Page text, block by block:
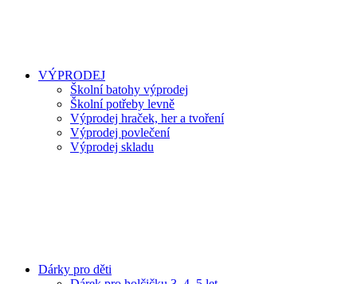
VÝPRODEJ
Školní batohy výprodej
Školní potřeby levně
Výprodej hraček, her a tvoření
Výprodej povlečení
Výprodej skladu
Dárky pro děti